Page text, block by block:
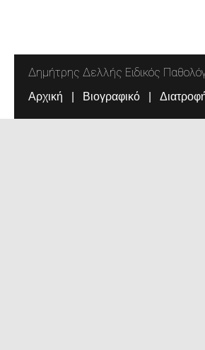
Δημήτρης Δελλής Ειδικός
Αρχική Βιογραφικό